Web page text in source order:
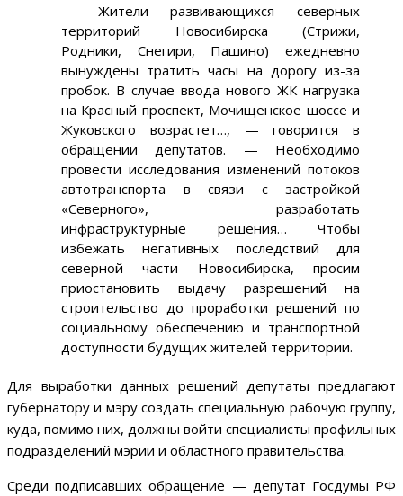
— Жители развивающихся северных
территорий Новосибирска (Стрижи,
Родники, Снегири, Пашино) ежедневно
вынуждены тратить часы на дорогу из-за
пробок. В случае ввода нового ЖК нагрузка
на Красный проспект, Мочищенское шоссе и
Жуковского возрастет…, — говорится в
обращении депутатов. — Необходимо
провести исследования изменений потоков
автотранспорта в связи с застройкой
«Северного», разработать
инфраструктурные решения… Чтобы
избежать негативных последствий для
северной части Новосибирска, просим
приостановить выдачу разрешений на
строительство до проработки решений по
социальному обеспечению и транспортной
доступности будущих жителей территории.
Для выработки данных решений депутаты предлагают
губернатору и мэру создать специальную рабочую группу,
куда, помимо них, должны войти специалисты профильных
подразделений мэрии и областного правительства.
Среди подписавших обращение — депутат Госдумы РФ